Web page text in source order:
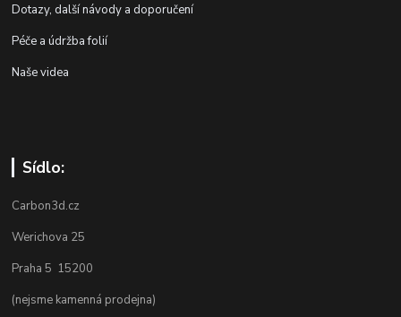
Dotazy, další návody a doporučení
Péče a údržba folií
Naše videa
Sídlo:
Carbon3d.cz
Werichova 25
Praha 5 15200
(nejsme kamenná prodejna)